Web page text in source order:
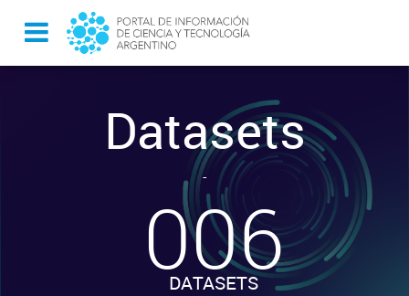
Datasets
-
006
DATASETS